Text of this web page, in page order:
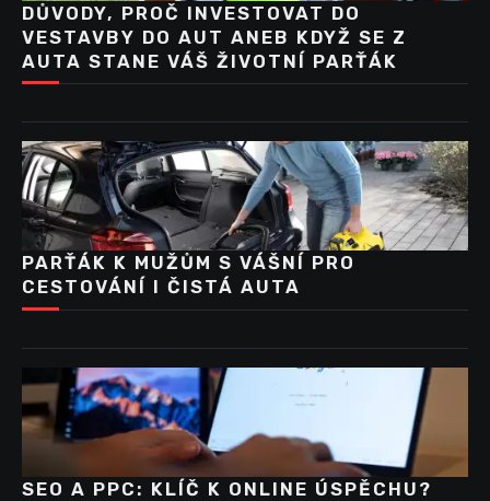
DŮVODY, PROČ INVESTOVAT DO
VESTAVBY DO AUT ANEB KDYŽ SE Z
AUTA STANE VÁŠ ŽIVOTNÍ PARŤÁK
PARŤÁK K MUŽŮM S VÁŠNÍ PRO
CESTOVÁNÍ I ČISTÁ AUTA
SEO A PPC: KLÍČ K ONLINE ÚSPĚCHU?